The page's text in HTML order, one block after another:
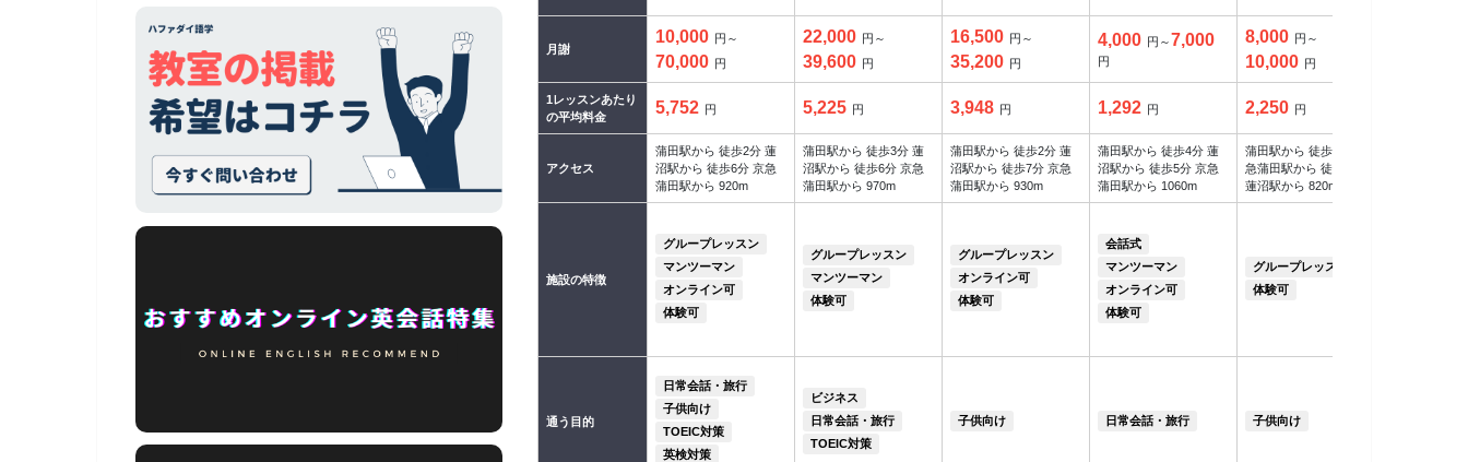
月謝
10,000 円～
70,000 円
22,000 円～
39,600 円
16,500 円～
35,200 円
4,000 円～7,000
円
8,000 円～
10,000 円
1レッスンあたり
の平均料金
5,752 円 5,225 円 3,948 円 1,292 円 2,250 円
アクセス
蒲田駅から 徒歩2分 蓮
沼駅から 徒歩6分 京急
蒲田駅から 920m
蒲田駅から 徒歩3分 蓮
沼駅から 徒歩6分 京急
蒲田駅から 970m
蒲田駅から 徒歩2分 蓮
沼駅から 徒歩7分 京急
蒲田駅から 930m
蒲田駅から 徒歩4分 蓮
沼駅から 徒歩5分 京急
蒲田駅から 1060m
蒲田駅から 徒歩4分 京
急蒲田駅から 徒歩9分
蓮沼駅から 820m
施設の特徴
グループレッスン
マンツーマン
オンライン可
体験可
グループレッスン
マンツーマン
体験可
グループレッスン
オンライン可
体験可
会話式
マンツーマン
オンライン可
体験可
グループレッスン
体験可
通う目的
日常会話・旅行
子供向け
TOEIC対策
英検対策
ビジネス
日常会話・旅行
TOEIC対策
子供向け 日常会話・旅行 子供向け